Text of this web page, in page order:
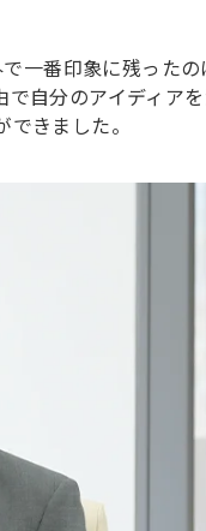
一番印象に残ったの
自分のアイディア
きました。